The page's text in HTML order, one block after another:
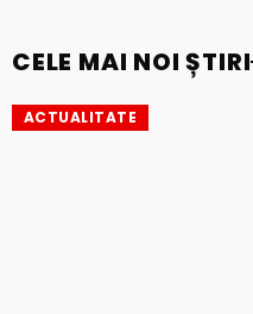
CELE MAI NOI ȘTIRI
ACTUALITATE